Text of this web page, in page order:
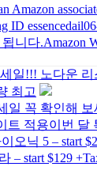
Amazon
ID
니다.Amazon
일!!! 노다운 리
최고
일 꼭 확인해
트 적용이번 달
오닉 5 – start
– start $129